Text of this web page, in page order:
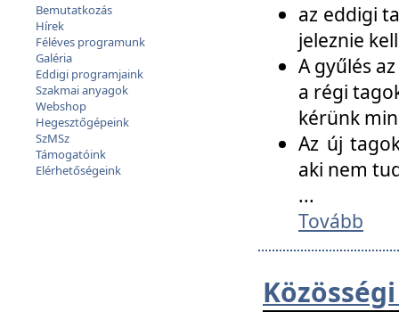
Bemutatkozás
Hírek
Féléves programunk
Galéria
Eddigi programjaink
Szakmai anyagok
Webshop
Hegesztőgépeink
SzMSz
Támogatóink
Elérhetőségeink
az eddigi
jeleznie
A gyűlés
a régi
kérünk
Az új
aki nem
...
Tovább